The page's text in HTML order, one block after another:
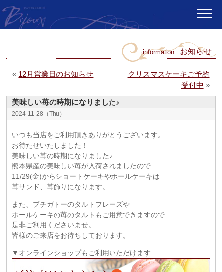
information お知らせ
« 12月営業日のお知らせ
クリスマスケーキご予約
受付中 »
美味しい苺の時期になりました♪
2024-11-28（Thu）
いつも当店をご利用頂きありがとうございます。
お待たせいたしました！
美味しい苺の時期になりました♪
熊本県産の美味しい苺が入荷されましたので
11/29(金)からショートケーキやホールケーキは
苺サンド、苺飾りになります。
また、プチガトーのタルトフレーズや
ホールケーキの苺のタルトもご用意できますので
是非ご利用くださいませ。
皆様のご来店をお待ちしております。
▼オンラインショップもご利用いただけます